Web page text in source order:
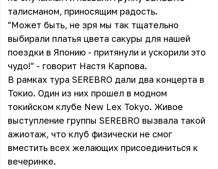
талисманом, приносящим радость.
"Может быть, не зря мы так тщательно
выбирали платья цвета сакуры для нашей
поездки в Японию - притянули и ускорили это
чудо!" - говорит Настя Карпова.
В рамках тура SEREBRO дали два концерта в
Токио. Один из них прошел в модном
токийском клубе New Lex Tokyo. Живое
выступление группы SEREBRO вызвала такой
ажиотаж, что клуб физически не смог
вместить всех желающих присоединиться к
вечеринке.